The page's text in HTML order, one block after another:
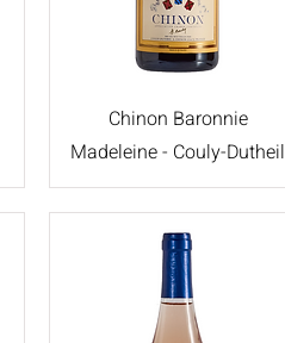
Chinon Baronnie
Madeleine - Couly-Dutheil